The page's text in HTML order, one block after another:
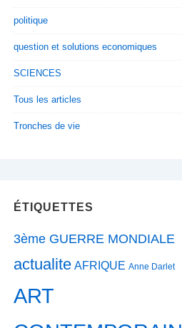
politique
question et solutions economiques
SCIENCES
Tous les articles
Tronches de vie
ÉTIQUETTES
3ème GUERRE MONDIALE
actualite AFRIQUE Anne Darlet
ART